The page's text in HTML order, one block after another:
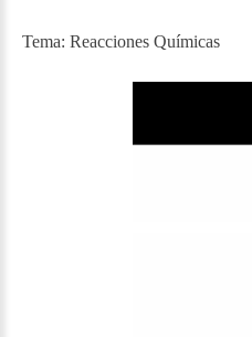
Tema: Reacciones Químicas